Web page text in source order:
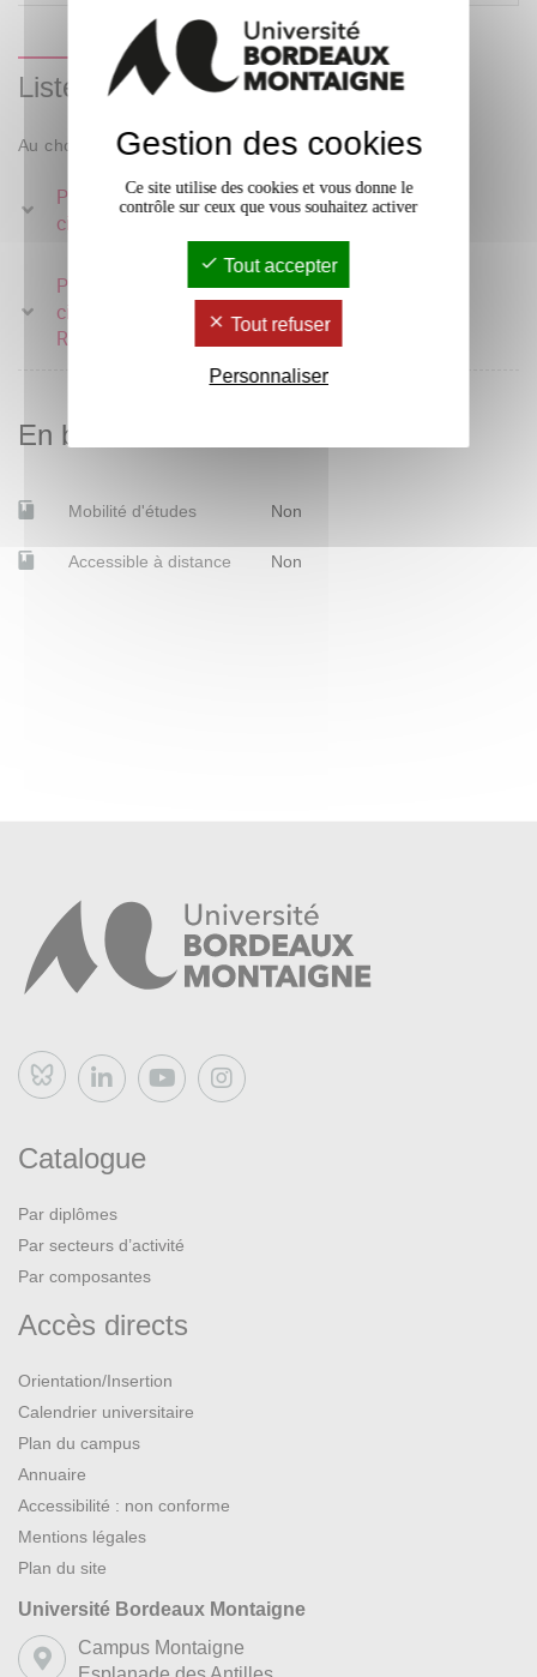
Liste des enseignements
Au choix : 1 parmi 2
Parcours - Langue et
civilisation anglaises 2
9 crédits
Parcours - Langue et
civilisation anglaises 2 -
Remédiation
En bref
Mobilité d'études Non
Accessible à distance Non
Bluesky
Catalogue
Par diplômes
Par secteurs d’activité
Par composantes
Accès directs
Orientation/Insertion
Calendrier universitaire
Plan du campus
Annuaire
Accessibilité : non conforme
Mentions légales
Plan du site
Université Bordeaux Montaigne
Campus Montaigne
Gestion des cookies
Ce site utilise des cookies et vous donne le
contrôle sur ceux que vous souhaitez activer
Tout accepter
Tout refuser
Personnaliser